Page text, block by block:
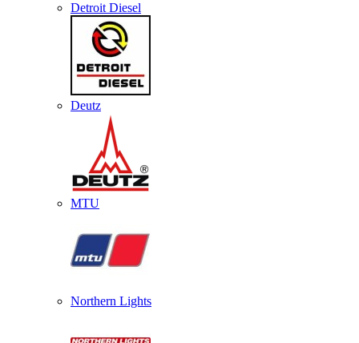
Detroit Diesel
Deutz
MTU
Northern Lights